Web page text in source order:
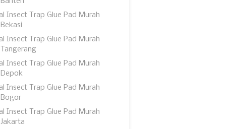
Insect Trap Glue Pad Murah
Insect Trap Glue Pad Murah
Insect Trap Glue Pad Murah
Insect Trap Glue Pad Murah
Insect Trap Glue Pad Murah